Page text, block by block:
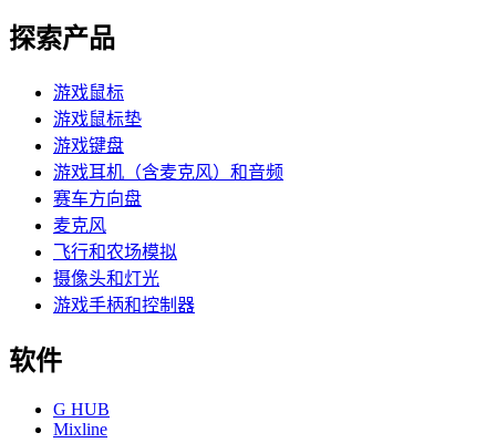
探索产品
游戏鼠标
游戏鼠标垫
游戏键盘
游戏耳机（含麦克风）和音频
赛车方向盘
麦克风
飞行和农场模拟
摄像头和灯光
游戏手柄和控制器
软件
G HUB
Mixline